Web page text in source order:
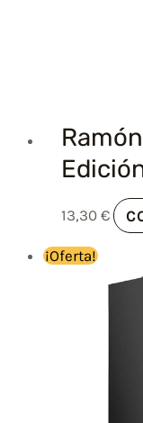
13,30€
¡Oferta!